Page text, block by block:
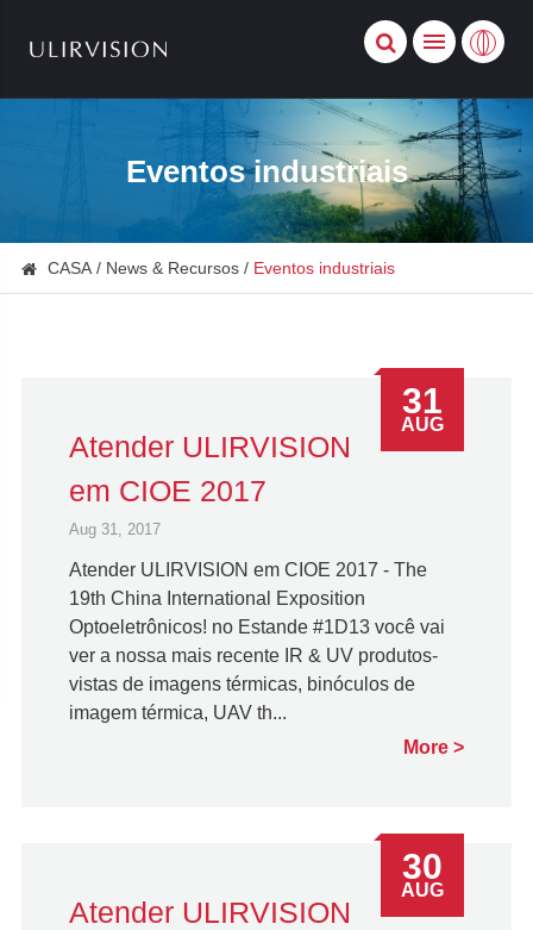
Eventos industriais
CASA News & Recursos Eventos industriais
Atender ULIRVISION
em CIOE 2017
Aug 31, 2017
Atender ULIRVISION em CIOE 2017 - The
19th China International Exposition
Optoeletrônicos! no Estande #1D13 você vai
ver a nossa mais recente IR & UV produtos-
vistas de imagens térmicas, binóculos de
imagem térmica, UAV th...
More
31
AUG
Atender ULIRVISION
30
AUG